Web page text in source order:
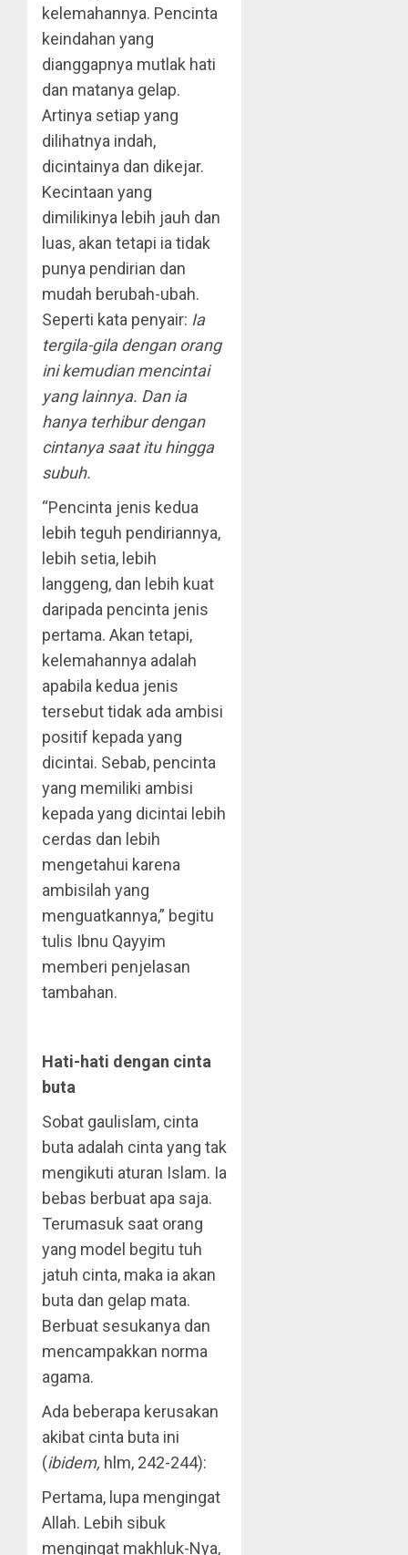
kelemahannya. Pencinta
keindahan yang
dianggapnya mutlak hati
dan matanya gelap.
Artinya setiap yang
dilihatnya indah,
dicintainya dan dikejar.
Kecintaan yang
dimilikinya lebih jauh dan
luas, akan tetapi ia tidak
punya pendirian dan
mudah berubah-ubah.
Seperti kata penyair: Ia
tergila-gila dengan orang
ini kemudian mencintai
yang lainnya. Dan ia
hanya terhibur dengan
cintanya saat itu hingga
subuh.
“Pencinta jenis kedua
lebih teguh pendiriannya,
lebih setia, lebih
langgeng, dan lebih kuat
daripada pencinta jenis
pertama. Akan tetapi,
kelemahannya adalah
apabila kedua jenis
tersebut tidak ada ambisi
positif kepada yang
dicintai. Sebab, pencinta
yang memiliki ambisi
kepada yang dicintai lebih
cerdas dan lebih
mengetahui karena
ambisilah yang
menguatkannya,” begitu
tulis Ibnu Qayyim
memberi penjelasan
tambahan.
Hati-hati dengan cinta
buta
Sobat gaulislam, cinta
buta adalah cinta yang tak
mengikuti aturan Islam. Ia
bebas berbuat apa saja.
Terumasuk saat orang
yang model begitu tuh
jatuh cinta, maka ia akan
buta dan gelap mata.
Berbuat sesukanya dan
mencampakkan norma
agama.
Ada beberapa kerusakan
akibat cinta buta ini
(ibidem, hlm, 242-244):
Pertama, lupa mengingat
Allah. Lebih sibuk
mengingat makhluk-Nya,